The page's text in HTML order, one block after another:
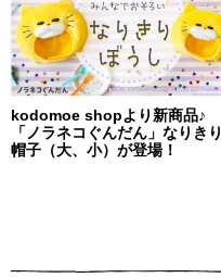
kodomoe shopより新商品♪
「ノラネコぐんだん」なりきり
帽子（大、小）が登場！